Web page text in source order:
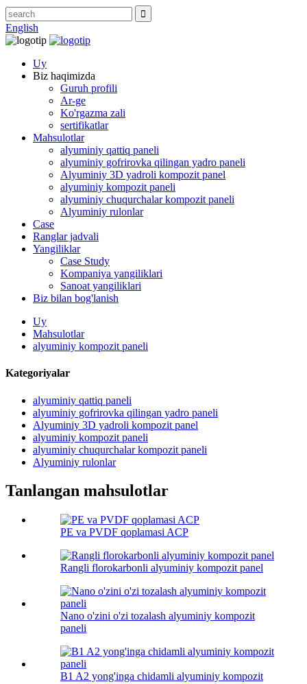
English
Uy
Biz haqimizda
Guruh profili
Ar-ge
Ko'rgazma zali
sertifikatlar
Mahsulotlar
alyuminiy qattiq paneli
alyuminiy gofrirovka qilingan yadro paneli
Alyuminiy 3D yadroli kompozit panel
alyuminiy kompozit paneli
alyuminiy chuqurchalar kompozit paneli
Alyuminiy rulonlar
Case
Ranglar jadvali
Yangiliklar
Case Study
Kompaniya yangiliklari
Sanoat yangiliklari
Biz bilan bog'lanish
Uy
Mahsulotlar
alyuminiy kompozit paneli
Kategoriyalar
alyuminiy qattiq paneli
alyuminiy gofrirovka qilingan yadro paneli
Alyuminiy 3D yadroli kompozit panel
alyuminiy kompozit paneli
alyuminiy chuqurchalar kompozit paneli
Alyuminiy rulonlar
Tanlangan mahsulotlar
PE va PVDF qoplamasi ACP
Rangli florokarbonli alyuminiy kompozit panel
Nano o'zini o'zi tozalash alyuminiy kompozit
paneli
B1 A2 yong'inga chidamli alyuminiy kompozit